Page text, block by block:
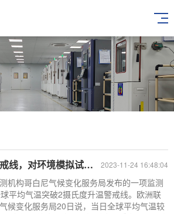
2023-11-24 16:48:04
环境模拟试验有哪些影响
机构哥白尼气候变化服务局发布的一项监测
平均气温突破2摄氏度升温警戒线。欧洲联
候变化服务局20日说，当日全球平均气温较